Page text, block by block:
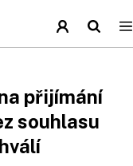
přijímání
souhlasu